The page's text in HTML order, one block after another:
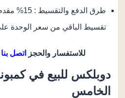
طرق الدفع
تقسيط الباقي من سعر الوحدة على 7
للاستفسار والحجز اتصل بنا :
دوبلكس للبيع في
الخامس